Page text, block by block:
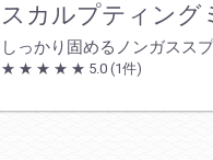
スカルプティング
しっかり固めるノンガスス
★ ★ ★ ★ ★ 5.0 (1件)